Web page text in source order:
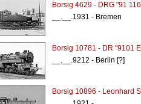
Borsig 4629 - DRG "91
__.__.1931 - Bremen
Borsig 10781 - DR "9101
__.__.9212 - Berlin [?]
Borsig 10896 - Leonhard